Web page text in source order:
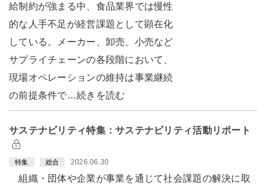
給制約が強まる中、食品業界では慢性
的な人手不足が経営課題として顕在化
している。メーカー、卸売、小売など
サプライチェーンの各段階において、
現場オペレーションの維持は事業継続
の前提条件で…続きを読む
サステナビリティ特集：サステナビリティ活動リポート
特集 総合 2026.06.30
組織・団体や企業が事業を通じて社会課題の解決に取